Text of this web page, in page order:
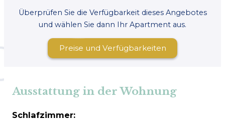
Überprüfen Sie die Verfügbarkeit dieses Angebotes
und wählen Sie dann Ihr Apartment aus.
Preise und Verfügbarkeiten
Ausstattung in der Wohnung
Schlafzimmer: